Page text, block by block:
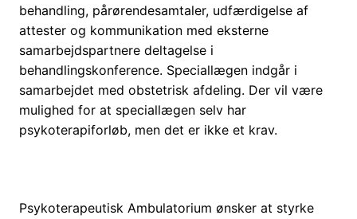
behandling, pårørendesamtaler, udfærdigelse af
attester og kommunikation med eksterne
samarbejdspartnere deltagelse i
behandlingskonference. Speciallægen indgår i
samarbejdet med obstetrisk afdeling. Der vil være
mulighed for at speciallægen selv har
psykoterapiforløb, men det er ikke et krav.
Psykoterapeutisk Ambulatorium ønsker at styrke